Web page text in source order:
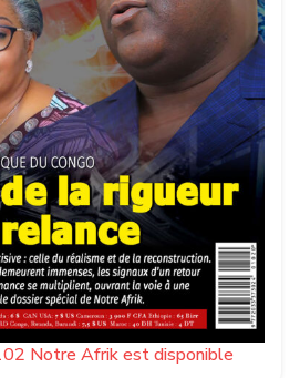
Notre Afrik est disponible